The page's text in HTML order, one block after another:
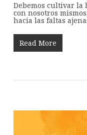
Debemos cultivar la
con nosotros
hacia las faltas
Read More